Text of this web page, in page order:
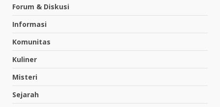
Forum & Diskusi
Informasi
Komunitas
Kuliner
Misteri
Sejarah